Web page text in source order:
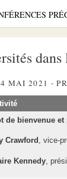
MAI 2021 -
de bienvenue
Crawford, vice-
Kennedy,